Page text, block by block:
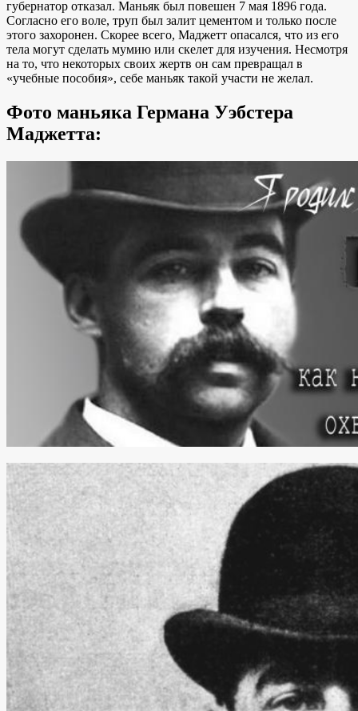
губернатор отказал. Маньяк был повешен 7 мая 1896 года.
Согласно его воле, труп был залит цементом и только после
этого захоронен. Скорее всего, Маджетт опасался, что из его
тела могут сделать мумию или скелет для изучения. Несмотря
на то, что некоторых своих жертв он сам превращал в
«учебные пособия», себе маньяк такой участи не желал.
Фото маньяка Германа Уэбстера
Маджетта: